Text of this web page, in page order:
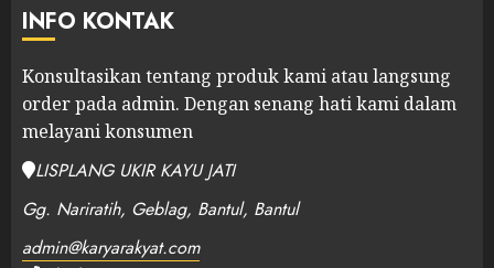
INFO KONTAK
Konsultasikan tentang produk kami atau langsung
order pada admin. Dengan senang hati kami dalam
melayani konsumen
LISPLANG UKIR KAYU JATI
Gg. Nariratih, Geblag, Bantul, Bantul
admin@karyarakyat.com